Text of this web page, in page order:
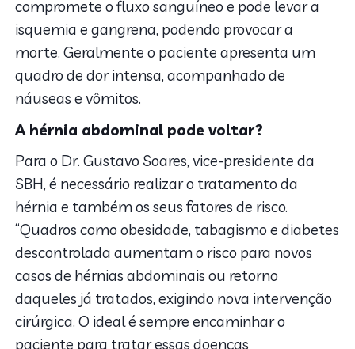
compromete o fluxo sanguíneo e pode levar a
isquemia e gangrena, podendo provocar a
morte. Geralmente o paciente apresenta um
quadro de dor intensa, acompanhado de
náuseas e vômitos.
A hérnia abdominal pode voltar?
Para o Dr. Gustavo Soares, vice-presidente da
SBH, é necessário realizar o tratamento da
hérnia e também os seus fatores de risco.
“Quadros como obesidade, tabagismo e diabetes
descontrolada aumentam o risco para novos
casos de hérnias abdominais ou retorno
daqueles já tratados, exigindo nova intervenção
cirúrgica. O ideal é sempre encaminhar o
paciente para tratar essas doenças